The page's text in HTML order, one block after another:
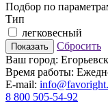
Подбор по
Тип
легковесный
Показать
Сбросить
Ваш город: Егорьевск
Время работы:
E-mail:
8 800 505-54-92